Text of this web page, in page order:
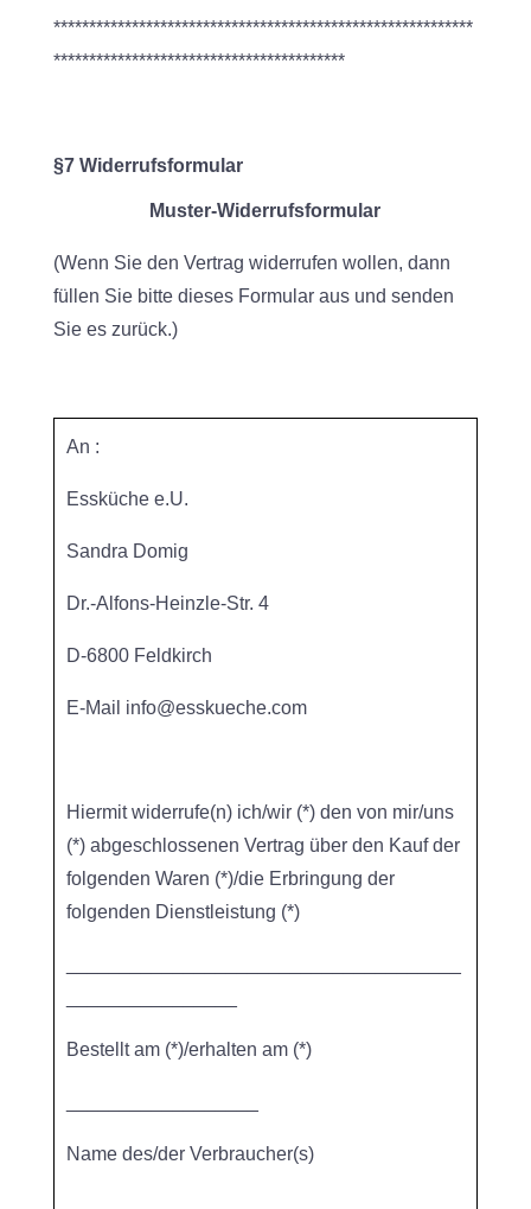
***********************************************************
*****************************************
§7 Widerrufsformular
Muster-Widerrufsformular
(Wenn Sie den Vertrag widerrufen wollen, dann
füllen Sie bitte dieses Formular aus und senden
Sie es zurück.)
An :
Essküche e.U.
Sandra Domig
Dr.-Alfons-Heinzle-Str. 4
D-6800 Feldkirch
E-Mail info@esskueche.com
Hiermit widerrufe(n) ich/wir (*) den von mir/uns
(*) abgeschlossenen Vertrag über den Kauf der
folgenden Waren (*)/die Erbringung der
folgenden Dienstleistung (*)
Bestellt am (*)/erhalten am (*)
Name des/der Verbraucher(s)